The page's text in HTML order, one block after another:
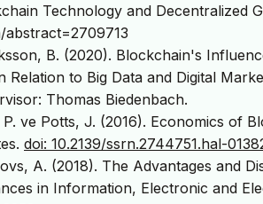
Technology and Decentralized
B. (2020). Blockchain's
Relation to Big Data and Digital
Thomas Biedenbach.
P. ve Potts, J. (2016). Economics of
doi: 10.2139/ssrn.2744751.hal-
A. (2018). The Advantages and
in Information, Electronic and